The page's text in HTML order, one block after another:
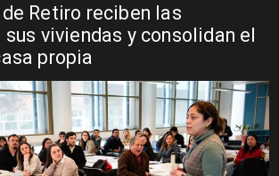
Retiro reciben las
viviendas y consolidan el
propia